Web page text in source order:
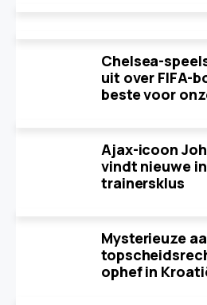
Chelsea-
uit over FIFA-
beste voor
Ajax-icoon
vindt nieuwe
trainersklus
Mysterieuze
ophef in